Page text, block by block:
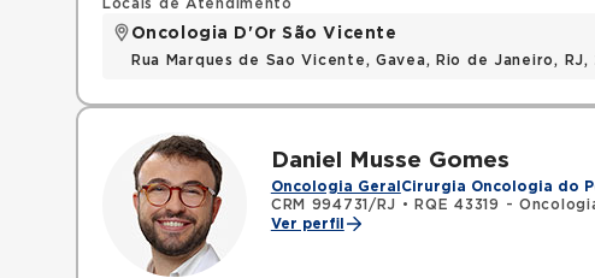
Locais de Atendimento
Oncologia D'Or São Vicente
Rua Marques de Sao Vicente, Gavea, Rio de Janeiro, RJ,
Daniel Musse Gomes
Oncologia Geral Cirurgia Oncologia do
CRM 994731/RJ •
RQE 43319 -
Ver perfil